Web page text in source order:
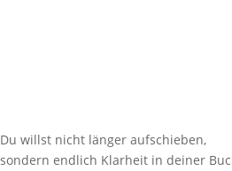
Du willst nicht länger aufschieben,
sondern endlich Klarheit in deiner